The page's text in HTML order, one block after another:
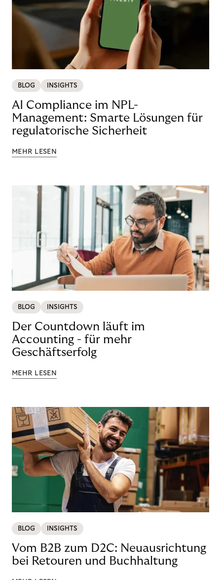
BLOG INSIGHTS
AI Compliance im NPL-
Management: Smarte Lösungen für
regulatorische Sicherheit
MEHR LESEN
BLOG INSIGHTS
Der Countdown läuft im
Accounting - für mehr
Geschäftserfolg
MEHR LESEN
BLOG INSIGHTS
Vom B2B zum D2C: Neuausrichtung
bei Retouren und Buchhaltung